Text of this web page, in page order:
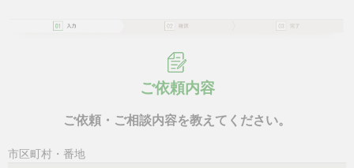
ご依頼内容
ご依頼・ご相談内容を教えてください。
市区町村・番地